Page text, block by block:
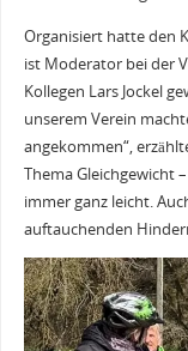
Organisiert hatte den
ist Moderator bei der
Kollegen Lars Jockel
unserem Verein
angekommen“,
Thema Gleichgewicht
immer ganz leicht.
auftauchenden